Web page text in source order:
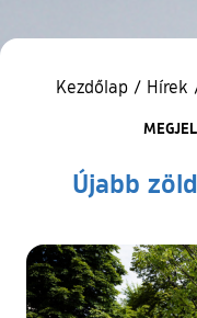
Kezdőlap / Hírek
Újabb